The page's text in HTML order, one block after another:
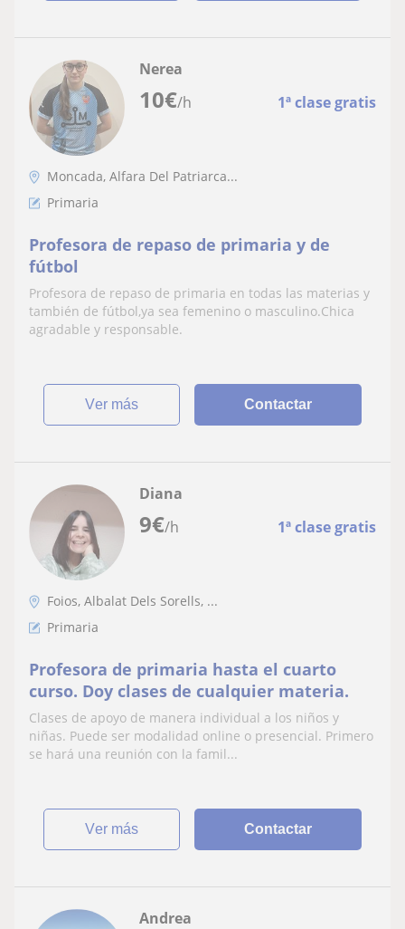
10€/h 1ª clase gratis
Nerea
Moncada, Alfara Del Patriarca...
Primaria
Profesora de repaso de primaria y de
fútbol
Profesora de repaso de primaria en todas las materias y
también de fútbol,ya sea femenino o masculino.Chica
agradable y responsable.
ver más Contactar
9€/h 1ª clase gratis
Diana
Foios, Albalat Dels Sorells, ...
Primaria
Profesora de primaria hasta el cuarto
curso. Doy clases de cualquier materia.
Clases de apoyo de manera individual a los niños y
niñas. Puede ser modalidad online o presencial. Primero
se hará una reunión con la famil...
ver más Contactar
Andrea